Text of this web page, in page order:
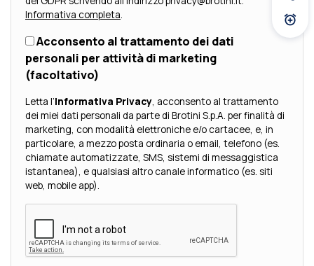
Informativa completa.
Acconsento al trattamento dei dati
personali per attività di marketing
(facoltativo)
Letta l’Informativa Privacy, acconsento al trattamento
dei miei dati personali da parte di Brotini S.p.A. per finalità di
marketing, con modalità elettroniche e/o cartacee, e, in
particolare, a mezzo posta ordinaria o email, telefono (es.
chiamate automatizzate, SMS, sistemi di messaggistica
istantanea), e qualsiasi altro canale informatico (es. siti
web, mobile app).